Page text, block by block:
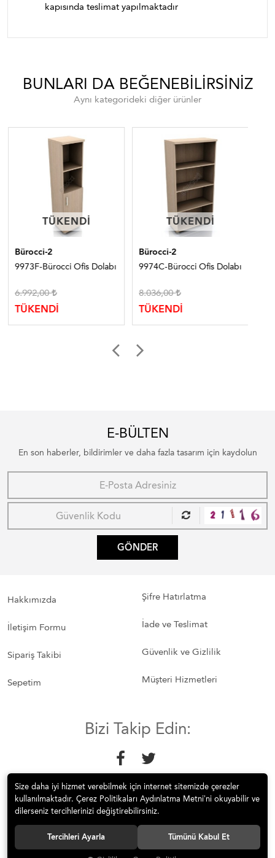
kapısında teslimat yapılmaktadır
BUNLARI DA BEĞENEBILIRSINIZ
Aynı kategorideki diğer ürünler
TÜKENDI
TÜKENDI
Bürocci-2
9973F-Bürocci Ofis Dolabı
6.992,00
TÜKENDİ
TÜKENDI
TÜKENDI
Bürocci-2
9974C-Bürocci Ofis Dolabı
8.036,00
TÜKENDİ
E-BÜLTEN
En son haberler, bildirimler ve daha fazla tasarım için kaydolun
GÖNDER
Hakkımızda
İletişim Formu
Sipariş Takibi
Sepetim
Şifre Hatırlatma
İade ve Teslimat
Güvenlik ve Gizlilik
Müşteri Hizmetleri
Bizi Takip Edin:
© 2018 Mobilyakeyfi İnternet Teknolojileri Mobilya Sanayi İç ve Dış
Tic.Ltd.Şti. Tüm hakları saklıdır.
Size daha iyi hizmet verebilmek için internet sitemizde çerezler
kullanılmaktadır. Çerez Politikaları Aydınlatma Metni’ni okuyabilir ve
dilerseniz tercihlerinizi değiştirebilirsiniz.
Tercihleri Ayarla Tümünü Kabul Et